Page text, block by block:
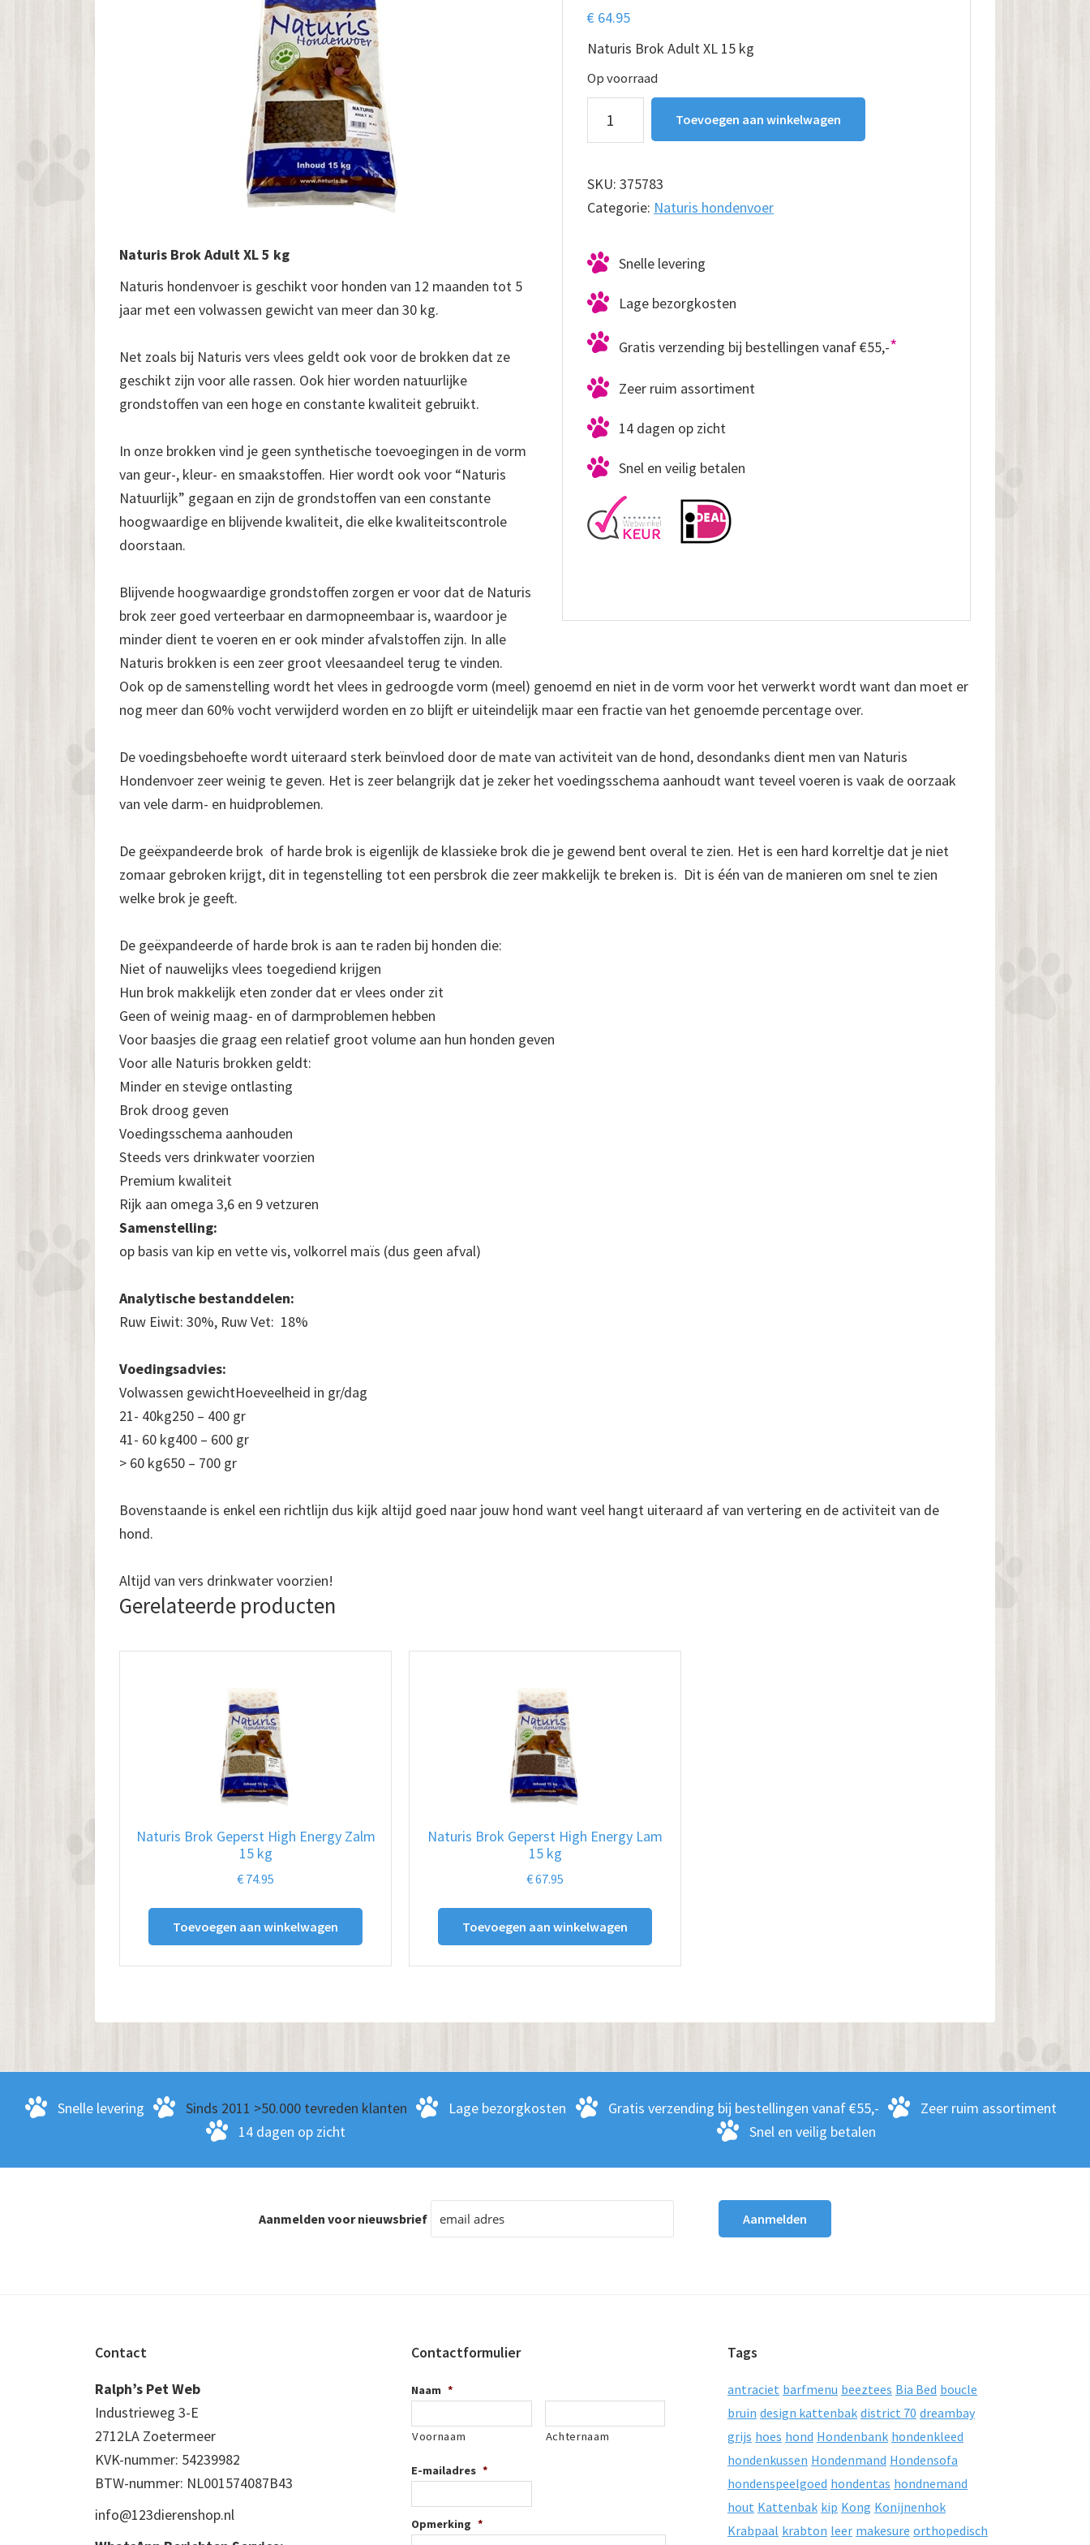
€ 64.95
Naturis Brok Adult XL 15 kg
Op voorraad
Brok
XL
15
aantal
Toevoegen aan winkelwagen
SKU: 375783
Categorie: Naturis hondenvoer
Snelle levering
Lage bezorgkosten
Gratis verzending bij bestellingen vanaf €55,-*
Zeer ruim assortiment
14 dagen op zicht
Snel en veilig betalen
Naturis Brok Adult XL 5 kg
Naturis hondenvoer is geschikt voor honden van 12 maanden tot 5
jaar met een volwassen gewicht van meer dan 30 kg.
Net zoals bij Naturis vers vlees geldt ook voor de brokken dat ze
geschikt zijn voor alle rassen. Ook hier worden natuurlijke
grondstoffen van een hoge en constante kwaliteit gebruikt.
In onze brokken vind je geen synthetische toevoegingen in de vorm
van geur-, kleur- en smaakstoffen. Hier wordt ook voor “Naturis
Natuurlijk” gegaan en zijn de grondstoffen van een constante
hoogwaardige en blijvende kwaliteit, die elke kwaliteitscontrole
doorstaan.
Blijvende hoogwaardige grondstoffen zorgen er voor dat de Naturis
brok zeer goed verteerbaar en darmopneembaar is, waardoor je
minder dient te voeren en er ook minder afvalstoffen zijn. In alle
Naturis brokken is een zeer groot vleesaandeel terug te vinden.
Ook op de samenstelling wordt het vlees in gedroogde vorm (meel) genoemd en niet in de vorm voor het verwerkt wordt want dan moet er
nog meer dan 60% vocht verwijderd worden en zo blijft er uiteindelijk maar een fractie van het genoemde percentage over.
De voedingsbehoefte wordt uiteraard sterk beïnvloed door de mate van activiteit van de hond, desondanks dient men van Naturis
Hondenvoer zeer weinig te geven. Het is zeer belangrijk dat je zeker het voedingsschema aanhoudt want teveel voeren is vaak de oorzaak
van vele darm- en huidproblemen.
De geëxpandeerde brok of harde brok is eigenlijk de klassieke brok die je gewend bent overal te zien. Het is een hard korreltje dat je niet
zomaar gebroken krijgt, dit in tegenstelling tot een persbrok die zeer makkelijk te breken is. Dit is één van de manieren om snel te zien
welke brok je geeft.
De geëxpandeerde of harde brok is aan te raden bij honden die:
Niet of nauwelijks vlees toegediend krijgen
Hun brok makkelijk eten zonder dat er vlees onder zit
Geen of weinig maag- en of darmproblemen hebben
Voor baasjes die graag een relatief groot volume aan hun honden geven
Voor alle Naturis brokken geldt:
Minder en stevige ontlasting
Brok droog geven
Voedingsschema aanhouden
Steeds vers drinkwater voorzien
Premium kwaliteit
Rijk aan omega 3,6 en 9 vetzuren
Samenstelling:
op basis van kip en vette vis, volkorrel maïs (dus geen afval)
Analytische bestanddelen:
Ruw Eiwit: 30%, Ruw Vet: 18%
Voedingsadvies:
Volwassen gewichtHoeveelheid in gr/dag
21- 40kg250 – 400 gr
41- 60 kg400 – 600 gr
> 60 kg650 – 700 gr
Bovenstaande is enkel een richtlijn dus kijk altijd goed naar jouw hond want veel hangt uiteraard af van vertering en de activiteit van de
hond.
Altijd van vers drinkwater voorzien!
Gerelateerde producten
Naturis Brok Geperst High Energy Zalm
15 kg
€ 74.95
Toevoegen aan winkelwagen
Naturis Brok Geperst High Energy Lam
15 kg
€67.95
Toevoegen aan winkelwagen
Snelle levering Sinds 2011 >50.000 tevreden klanten Lage bezorgkosten Gratis verzending bij bestellingen vanaf €55,-
Zeer ruim assortiment
14 dagen op zicht
Snel en veilig betalen
Aanmelden voor nieuwsbrief
Contact
Ralph’s Pet Web
Industrieweg 3-E
2712LA Zoetermeer
KVK-nummer: 54239982
BTW-nummer: NL001574087B43
info@123dierenshop.nl
Contactformulier
Naam *
Voornaam Achternaam
E-mailadres *
Opmerking *
Tags
antraciet barfmenu beeztees Bia Bed boucle
bruin design kattenbak district 70 dreambay
grijs hoes hond Hondenbank hondenkleed
hondenkussen Hondenmand Hondensofa
hondenspeelgoed hondentas hondnemand
hout Kattenbak kip Kong Konijnenhok
Krabpaal krabton leer makesure orthopedisch